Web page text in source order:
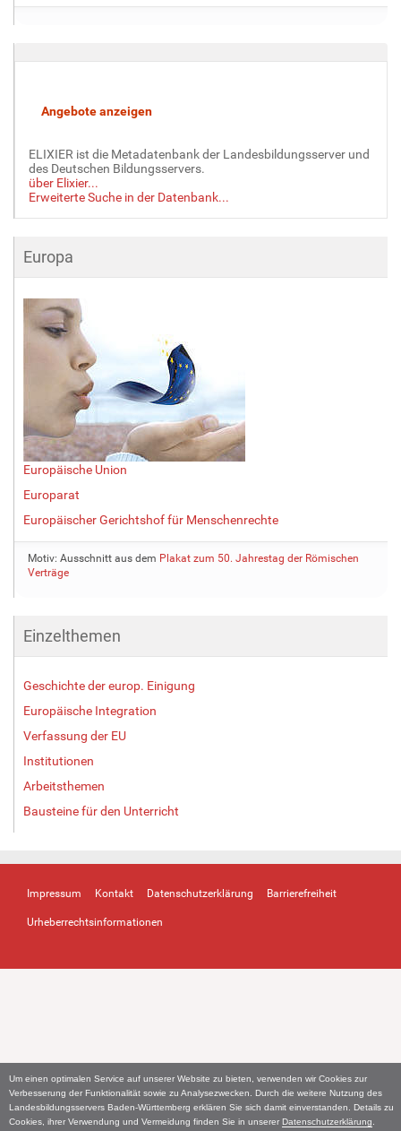
Um einen optimalen Service auf unserer Website zu bieten, verwenden wir Cookies zur
Verbesserung der Funktionalität sowie zu Analysezwecken. Durch die weitere Nutzung des
Landesbildungsservers Baden-Württemberg erklären Sie sich damit einverstanden. Details zu
Cookies, ihrer Verwendung und Vermeidung finden Sie in unserer Datenschutzerklärung
ELIXIER ist die Metadatenbank der Landesbildungsserver und
des Deutschen Bildungsservers.
über Elixier...
Erweiterte Suche in der Datenbank...
Europa
Europäische Union
Europarat
Europäischer Gerichtshof für Menschenrechte
Motiv: Ausschnitt aus dem Plakat zum 50. Jahrestag der Römischen
Verträge
Einzelthemen
Geschichte der europ. Einigung
Europäische Integration
Verfassung der EU
Institutionen
Arbeitsthemen
Bausteine für den Unterricht
Impressum Kontakt Datenschutzerklärung Barrierefreiheit
Urheberrechtsinformationen